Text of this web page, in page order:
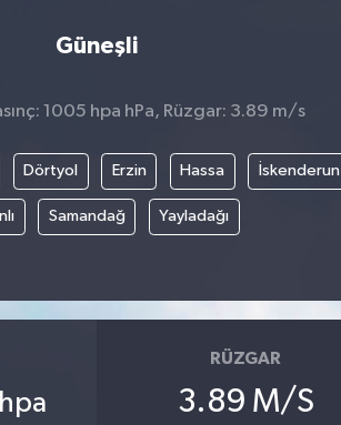
Güneşli
1005 hpa hPa, Rüzgar: 3.89 m/s
Dörtyol Erzin Hassa İskenderun
Samandağ Yayladağı
hpa
RÜZGAR
3.89 M/S